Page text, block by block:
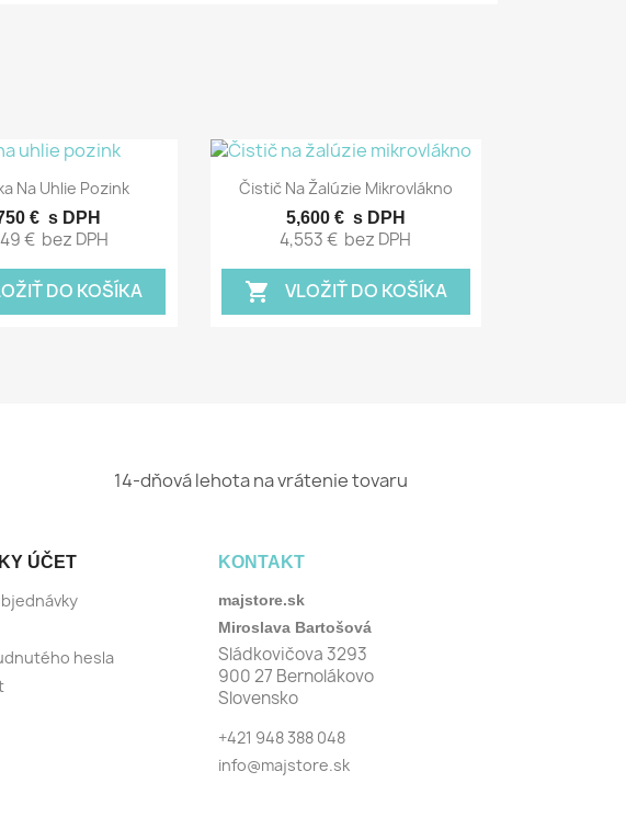
náhľad
Na Uhlie Pozink
€ s DPH
€ bez DPH
DO KOŠÍKA
Rýchly náhľad
Čistič Na Žalúzie Mikrovlákno
5,600 € s DPH
4,553 € bez DPH
shopping_cart VLOŽIŤ DO KOŠÍKA
14-dňová lehota na vrátenie tovaru
ÚČET
hesla
KONTAKT
majstore.sk
Miroslava Bartošová
Sládkovičova 3293
900 27 Bernolákovo
Slovensko
+421 948 388 048
info@majstore.sk